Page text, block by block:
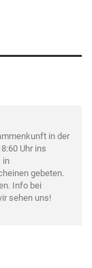
in der
Uhr ins
in
gebeten.
Info bei
sehen uns!